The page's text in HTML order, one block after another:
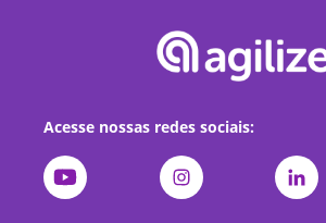
Acesse nossas redes sociais: